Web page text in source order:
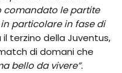
comandato le partite
particolare in fase di
terzino della Juventus,
di domani che
bello da vivere”.